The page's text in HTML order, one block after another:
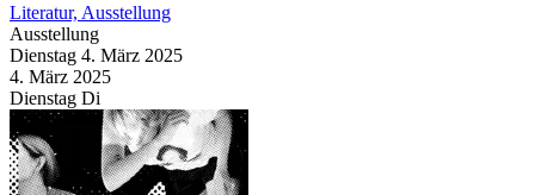
Literatur, Ausstellung
Ausstellung
Dienstag 4. März 2025
4. März 2025
Dienstag Di